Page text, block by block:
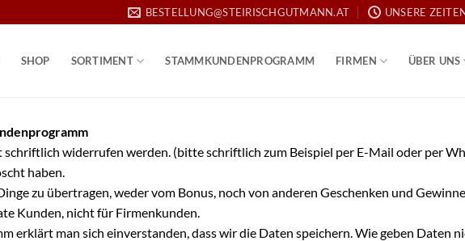
BESTELLUNG@STEIRISCHGUTMANN.AT UNSERE
SHOP SORTIMENT STAMMKUNDENPROGRAMM FIRMEN ÜBER UNS
widerrufen werden. (bitte schriftlich zum Beispiel per E-Mail oder per
haben.
zu übertragen, weder vom Bonus, noch von anderen Geschenken und
Kunden, nicht für Firmenkunden.
erklärt man sich einverstanden, dass wir die Daten speichern. Wie geben Daten